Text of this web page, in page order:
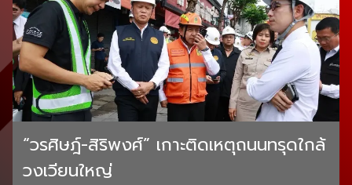
“วรศิษฎ์-สิริพงศ์” เกาะติดเหตุถนนทรุดใกล้
วงเวียนใหญ่